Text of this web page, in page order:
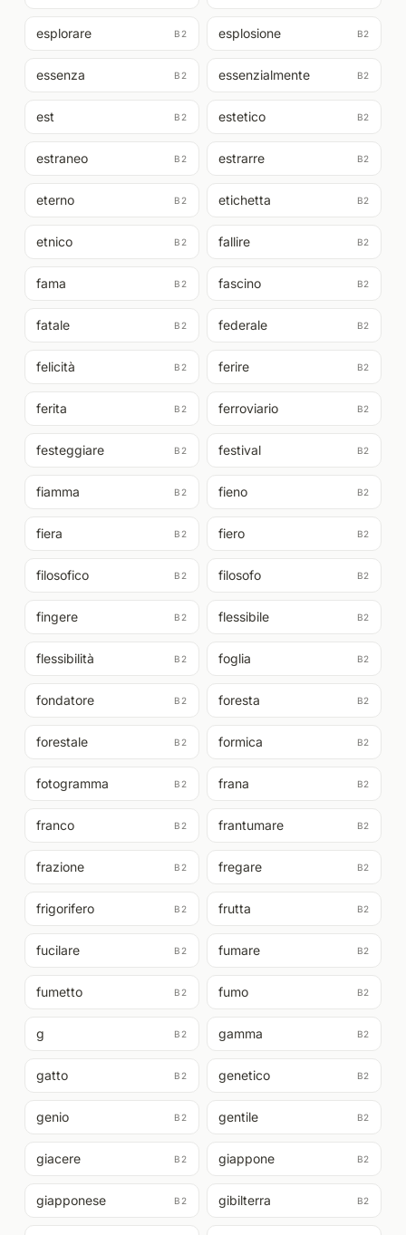
esplorare B2 esplosione B2
essenza B2 essenzialmente B2
est B2 estetico B2
estraneo B2 estrarre B2
eterno B2 etichetta B2
etnico B2 fallire B2
fama B2 fascino B2
fatale B2 federale B2
felicità B2 ferire B2
ferita B2 ferroviario B2
festeggiare B2 festival B2
fiamma B2 fieno B2
fiera B2 fiero B2
filosofico B2 filosofo B2
fingere B2 flessibile B2
flessibilità B2 foglia B2
fondatore B2 foresta B2
forestale B2 formica B2
fotogramma B2 frana B2
franco B2 frantumare B2
frazione B2 fregare B2
frigorifero B2 frutta B2
fucilare B2 fumare B2
fumetto B2 fumo B2
g B2 gamma B2
gatto B2 genetico B2
genio B2 gentile B2
giacere B2 giappone B2
giapponese B2 gibilterra B2